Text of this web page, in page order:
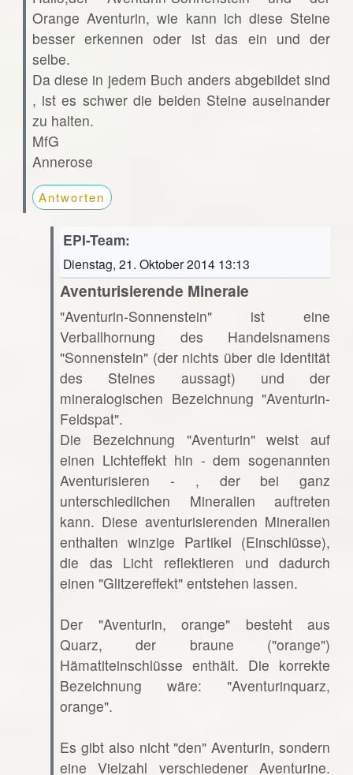
Orange Aventurin, wie kann ich diese Steine
besser erkennen oder ist das ein und der
selbe.
Da diese in jedem Buch anders abgebildet sind
, ist es schwer die beiden Steine auseinander
zu halten.
MfG
Annerose
Antworten
EPI-Team:
Dienstag, 21. Oktober 2014 13:13
Aventurisierende Minerale
"Aventurin-Sonnenstein" ist eine
Verballhornung des Handelsnamens
"Sonnenstein" (der nichts über die Identität
des Steines aussagt) und der
mineralogischen Bezeichnung "Aventurin-
Feldspat".
Die Bezeichnung "Aventurin" weist auf
einen Lichteffekt hin - dem sogenannten
Aventurisieren - , der bei ganz
unterschiedlichen Mineralien auftreten
kann. Diese aventurisierenden Mineralien
enthalten winzige Partikel (Einschlüsse),
die das Licht reflektieren und dadurch
einen "Glitzereffekt" entstehen lassen.
Der "Aventurin, orange" besteht aus
Quarz, der braune ("orange")
Hämatiteinschlüsse enthält. Die korrekte
Bezeichnung wäre: "Aventurinquarz,
orange".
Es gibt also nicht "den" Aventurin, sondern
eine Vielzahl verschiedener Aventurine.